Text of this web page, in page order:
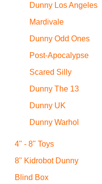
Dunny Los Angeles
Mardivale
Dunny Odd Ones
Post-Apocalypse
Scared Silly
Dunny The 13
Dunny UK
Dunny Warhol
4" - 8" Toys
8" Kidrobot Dunny
Blind Box